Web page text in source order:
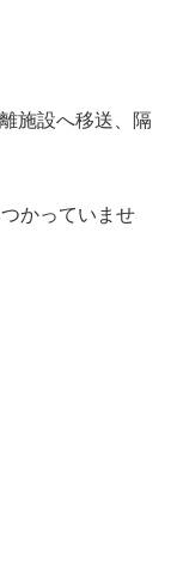
施設へ移送、隔
かっていませ